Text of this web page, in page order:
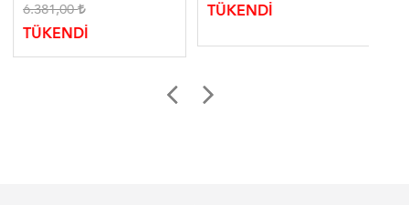
6.381,00
TÜKENDİ
TÜKENDİ